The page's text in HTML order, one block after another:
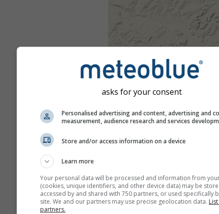
asks for your consent
Personalised advertising and content, advertising and
measurement, audience research and services
Store and/or access information on a device
Learn more
Your personal data will be processed and information from
(cookies, unique identifiers, and other device data) may be
accessed by and shared with 750 partners, or used specifically
site. We and our partners may use precise geolocation data.
partners.